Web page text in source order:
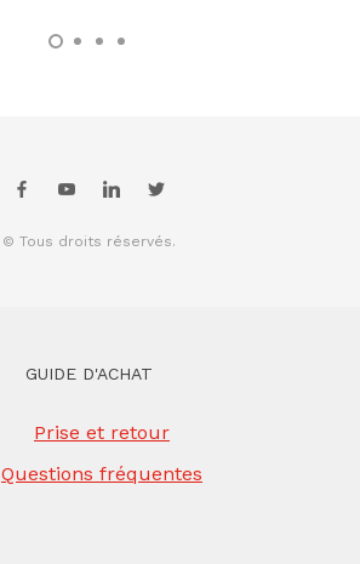
© Tous droits réservés.
GUIDE D'ACHAT
Prise et retour
Questions fréquentes